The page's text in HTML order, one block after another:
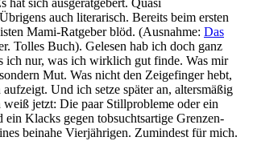
sich ausgeratgebert. Quasi
auch literarisch. Bereits beim ersten
Mami-Ratgeber blöd. (Ausnahme: Das
Tolles Buch). Gelesen hab ich doch ganz
ich nur, was ich wirklich gut finde. Was mir
Mut. Was nicht den Zeigefinger hebt,
Und ich setze später an, altersmäßig
jetzt: Die paar Stillprobleme oder ein
Klacks gegen tobsuchtsartige Grenzen-
beinahe Vierjährigen. Zumindest für mich.